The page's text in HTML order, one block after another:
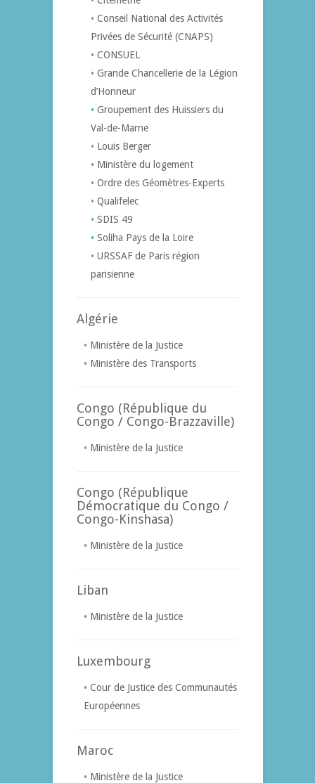
Conseil National des Activités
Privées de Sécurité (CNAPS)
CONSUEL
Grande Chancellerie de la Légion
d’Honneur
Groupement des Huissiers du
Val-de-Marne
Louis Berger
Ministère du logement
Ordre des Géomètres-Experts
Qualifelec
SDIS 49
Soliha Pays de la Loire
URSSAF de Paris région
parisienne
Algérie
Ministère de la Justice
Ministère des Transports
Congo (République du
Congo / Congo-Brazzaville)
Ministère de la Justice
Congo (République
Démocratique du Congo /
Congo-Kinshasa)
Ministère de la Justice
Liban
Ministère de la Justice
Luxembourg
Cour de Justice des Communautés
Européennes
Maroc
Ministère de la Justice